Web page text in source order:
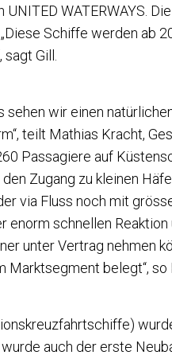
WATERWAYS.
Schiffe werden
Gill.
wir einen
teilt Mathias Kracht,
Passagiere auf
Zugang zu kleinen
via Fluss noch mit
schnellen
unter Vertrag nehmen
Marktsegment belegt“, so
auch der erste